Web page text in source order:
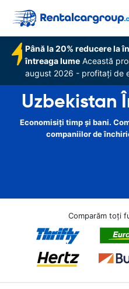
Până la 20% reducere la
întreaga lume Această
august 2026 - profitați de
Uzbekistan
Economisiți timp și bani.
companiilor de
Comparăm toți